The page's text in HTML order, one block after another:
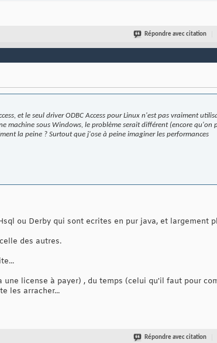
Répondre avec citation
et le seul driver ODBC Access pour Linux n'est pas vraiment
machine sous Windows, le problème serait différent (encore qu'on
la peine ? Surtout que j'ose à peine imaginer les performances
ou Derby qui sont ecrites en pur java, et largement
des autres.
license à payer) , du temps (celui qu'il faut pour
les arracher...
Répondre avec citation